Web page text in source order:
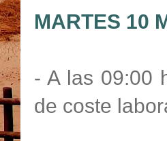
MARTES 10
- A las 09:00
de coste